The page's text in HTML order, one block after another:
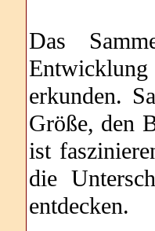
Das
erkunden.
Größe, den
ist
die
entdecken.